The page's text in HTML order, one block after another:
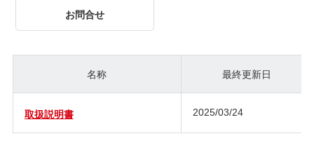
お問合せ
名称 最終更新日
取扱説明書 2025/03/24